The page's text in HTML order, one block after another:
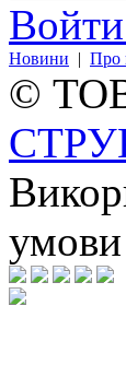
Новини | Про
© ТОВ
умови